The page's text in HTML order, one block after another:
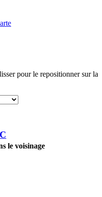
pour le repositionner sur la
le voisinage